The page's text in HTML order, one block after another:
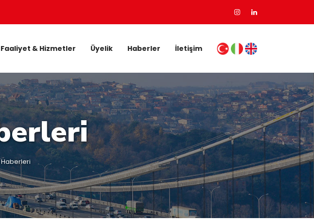
Faaliyet & Hizmetler Üyelik Haberler İletişim